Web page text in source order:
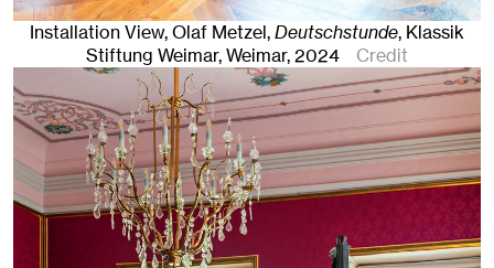
Installation View, Olaf Metzel,Deutschstunde, Klassik
Stiftung Weimar,Weimar, 2024 Credit